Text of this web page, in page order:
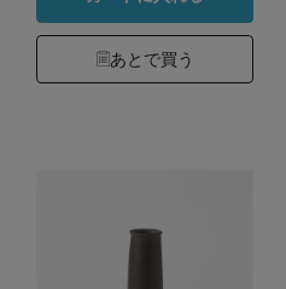
あとで買う